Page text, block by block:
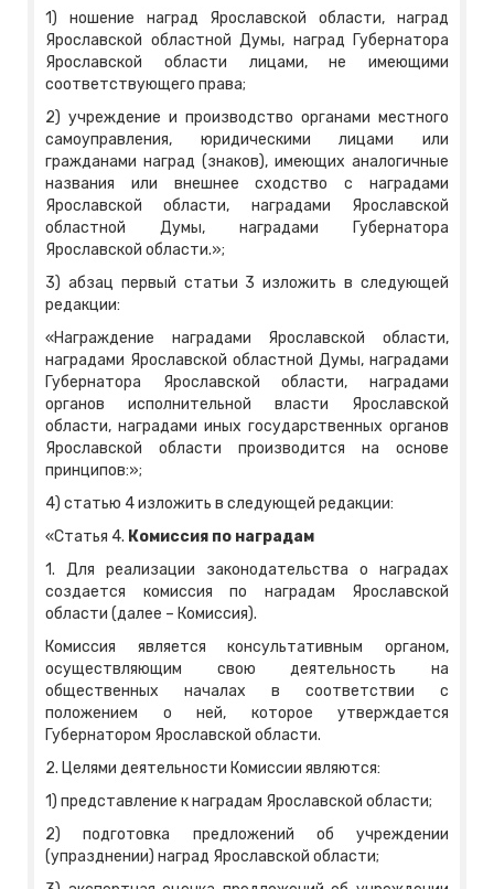
1) ношение наград Ярославской области, наград
Ярославской областной Думы, наград Губернатора
Ярославской области лицами, не имеющими
соответствующего права;
2) учреждение и производство органами местного
самоуправления, юридическими лицами или
гражданами наград (знаков), имеющих аналогичные
названия или внешнее сходство с наградами
Ярославской области, наградами Ярославской
областной Думы, наградами Губернатора
Ярославской области.»;
3) абзац первый статьи 3 изложить в следующей
редакции:
«Награждение наградами Ярославской области,
наградами Ярославской областной Думы, наградами
Губернатора Ярославской области, наградами
органов исполнительной власти Ярославской
области, наградами иных государственных органов
Ярославской области производится на основе
принципов:»;
4) статью 4 изложить в следующей редакции:
«Статья 4. Комиссия по наградам
1. Для реализации законодательства о наградах
создается комиссия по наградам Ярославской
области (далее – Комиссия).
Комиссия является консультативным органом,
осуществляющим свою деятельность на
общественных началах в соответствии с
положением о ней, которое утверждается
Губернатором Ярославской области.
2. Целями деятельности Комиссии являются:
1) представление к наградам Ярославской области;
2) подготовка предложений об учреждении
(упразднении) наград Ярославской области;